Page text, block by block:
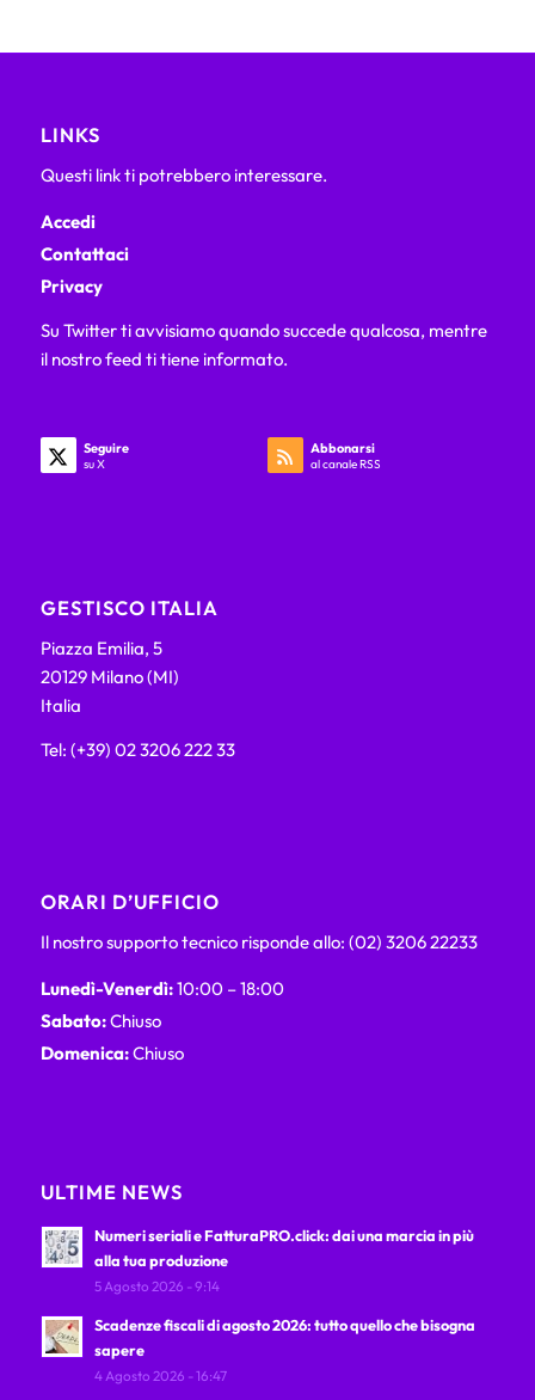
LINKS
Questi link ti potrebbero interessare.
Accedi
Contattaci
Privacy
Su Twitter ti avvisiamo quando succede qualcosa, mentre
il nostro feed ti tiene informato.
Seguire
su X
Abbonarsi
al canale RSS
GESTISCO ITALIA
Piazza Emilia, 5
20129 Milano (MI)
Italia
Tel: (+39) 02 3206 222 33
ORARI D’UFFICIO
Il nostro supporto tecnico risponde allo: (02) 3206 22233
Lunedì-Venerdì:10:00 – 18:00
Sabato:Chiuso
Domenica:Chiuso
ULTIME NEWS
Numeri seriali e FatturaPRO.click: dai una marcia in più
alla tua produzione
5 Agosto 2026 - 9:14
Scadenze fiscali di agosto 2026: tutto quello che bisogna
sapere
4 Agosto 2026 - 16:47